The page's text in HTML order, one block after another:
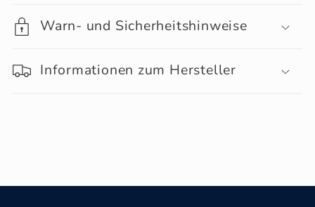
Warn- und Sicherheitshinweise
Informationen zum Hersteller